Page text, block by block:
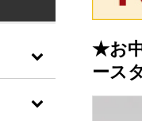
★お
ース